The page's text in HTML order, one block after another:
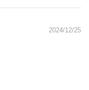
2024/12/25